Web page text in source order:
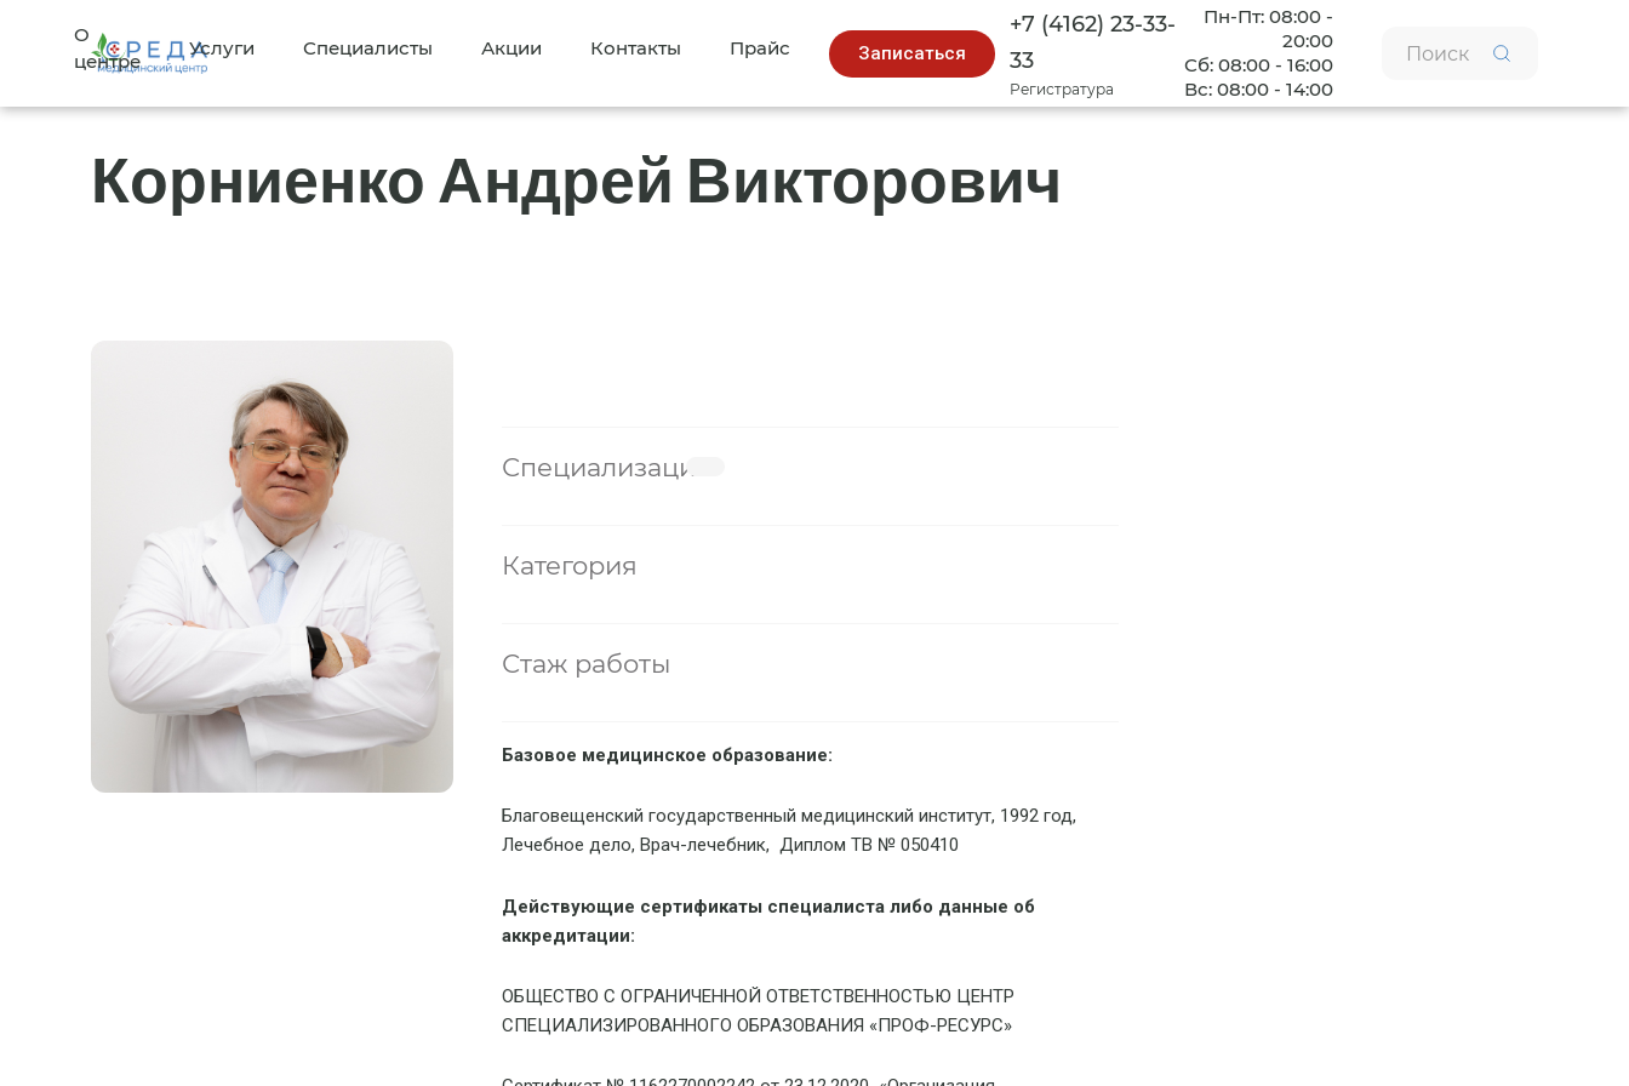
О
центре
Услуги Специалисты Акции Контакты Прайс Записаться
+7 (4162) 23-33-
33
Регистратура
Пн-Пт: 08:00 -
20:00
Сб: 08:00 - 16:00
Вс: 08:00 - 14:00
Корниенко Андрей Викторович
Специализация
Категория
Стаж работы
Базовое медицинское образование:
Благовещенский государственный медицинский институт, 1992 год,
Лечебное дело, Врач-лечебник, Диплом ТВ № 050410
Действующие сертификаты специалиста либо данные об
аккредитации:
ОБЩЕСТВО С ОГРАНИЧЕННОЙ ОТВЕТСТВЕННОСТЬЮ ЦЕНТР
СПЕЦИАЛИЗИРОВАННОГО ОБРАЗОВАНИЯ «ПРОФ-РЕСУРС»